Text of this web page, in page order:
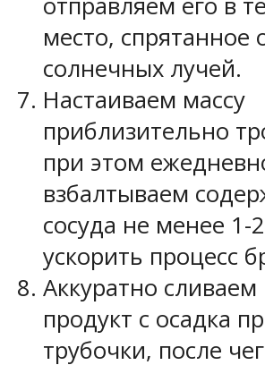
место, спрятанное
солнечных лучей.
Настаиваем массу
приблизительно
при этом
взбалтываем
сосуда не менее 1-
ускорить процесс
Аккуратно сливаем
продукт с осадка
трубочки, после